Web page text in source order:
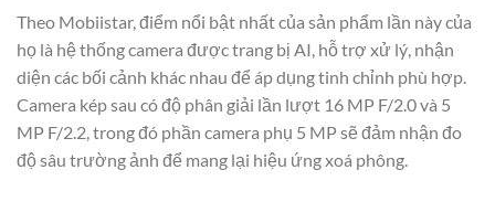
Theo Mobiistar, điểm nổi bật nhất của sản phẩm lần này của
họ là hệ thống camera được trang bị AI, hỗ trợ xử lý, nhận
diện các bối cảnh khác nhau để áp dụng tinh chỉnh phù hợp.
Camera kép sau có độ phân giải lần lượt 16 MP F/2.0 và 5
MP F/2.2, trong đó phần camera phụ 5 MP sẽ đảm nhận đo
độ sâu trường ảnh để mang lại hiệu ứng xoá phông.